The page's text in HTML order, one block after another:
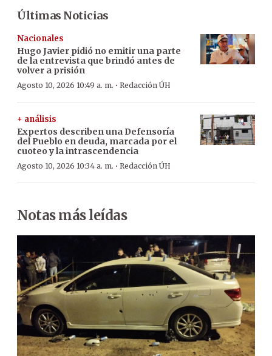
Últimas Noticias
Nacionales
Hugo Javier pidió no emitir una parte
de la entrevista que brindó antes de
volver a prisión
Agosto 10, 2026 10:49 a. m. · Redacción ÚH
+ análisis
Expertos describen una Defensoría
del Pueblo en deuda, marcada por el
cuoteo y la intrascendencia
Agosto 10, 2026 10:34 a. m. · Redacción ÚH
Notas más leídas